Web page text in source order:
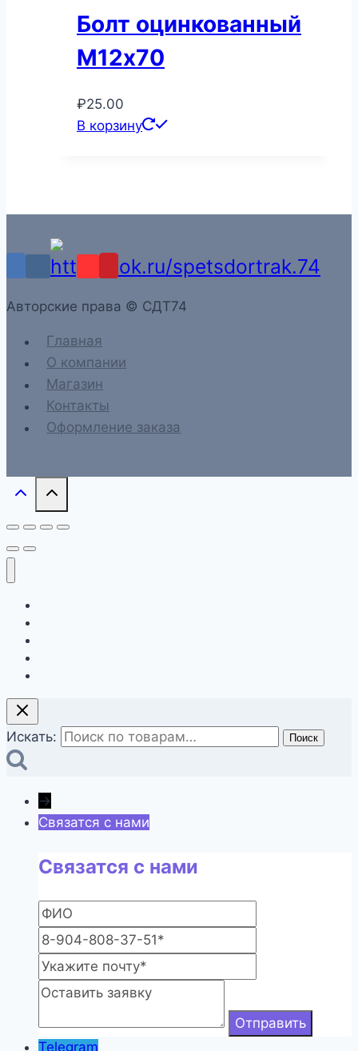
Болт оцинкованный
М12х70
₽25.00
В корзину
Aвторские права © СДТ74
Главная
О компании
Магазин
Контакты
Оформление заказа
Искать: Поиск
→
Связатся с нами
Связатся с нами
Telegram